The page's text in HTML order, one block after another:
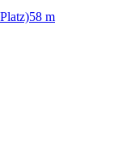
58 m